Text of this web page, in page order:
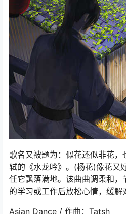
歌名又被题为：似花还似非花，
轼的《水龙吟》。(杨花)像花又
任它飘落满地。该曲曲调柔和，
的学习或工作后放松心情，缓解
Asian Dance / 作曲：Tatsh